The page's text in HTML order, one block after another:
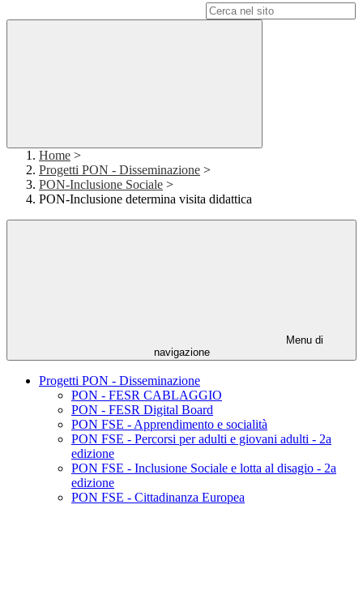
Home >
Progetti PON - Disseminazione >
PON-Inclusione Sociale >
PON-Inclusione determina visita didattica
Menu di
navigazione
Progetti PON - Disseminazione
PON - FESR CABLAGGIO
PON - FESR Digital Board
PON FSE - Apprendimento e socialità
PON FSE - Percorsi per adulti e giovani adulti - 2a
edizione
PON FSE - Inclusione Sociale e lotta al disagio - 2a
edizione
PON FSE - Cittadinanza Europea